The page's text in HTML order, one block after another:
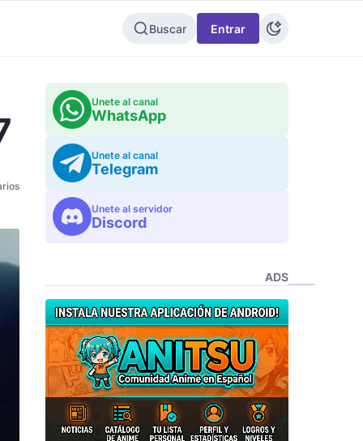
Buscar Entrar
Unete al canal
WhatsApp
Unete al canal
Telegram
Unete al servidor
Discord
ADS